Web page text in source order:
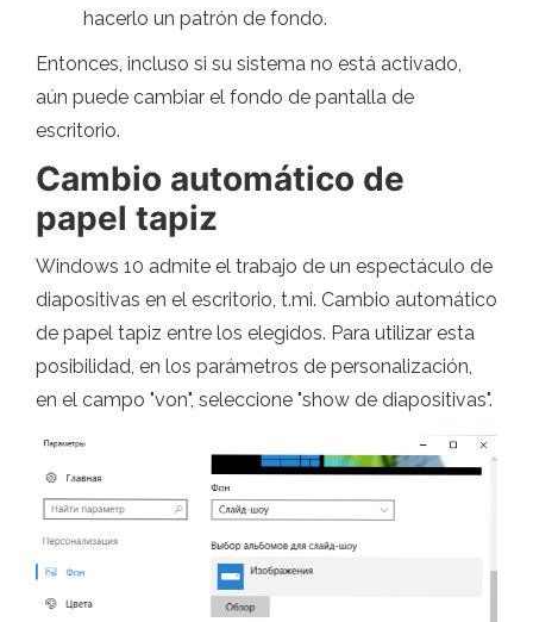
hacerlo un patrón de fondo.
Entonces, incluso si su sistema no está activado,
aún puede cambiar el fondo de pantalla de
escritorio.
Cambio automático de
papel tapiz
Windows 10 admite el trabajo de un espectáculo de
diapositivas en el escritorio, t.mi. Cambio automático
de papel tapiz entre los elegidos. Para utilizar esta
posibilidad, en los parámetros de personalización,
en el campo "von", seleccione "show de diapositivas".